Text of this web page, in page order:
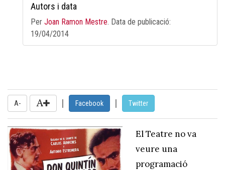
Autors i data
Per Joan Ramon Mestre. Data de publicació:
19/04/2014
A- | Facebook | Twitter
El Teatre no va
veure una
programació